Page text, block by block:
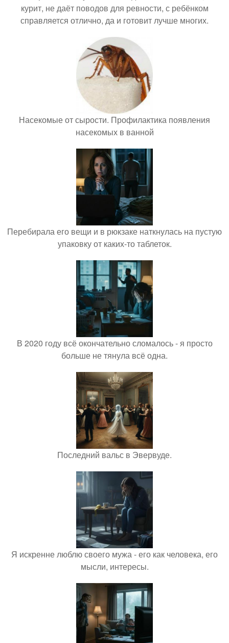
курит, не даёт поводов для ревности, с ребёнком
справляется отлично, да и готовит лучше многих.
Насекомые от сырости. Профилактика появления
насекомых в ванной
Перебирала его вещи и в рюкзаке наткнулась на пустую
упаковку от каких-то таблеток.
В 2020 году всё окончательно сломалось - я просто
больше не тянула всё одна.
Последний вальс в Эвервуде.
Я искренне люблю своего мужа - его как человека, его
мысли, интересы.